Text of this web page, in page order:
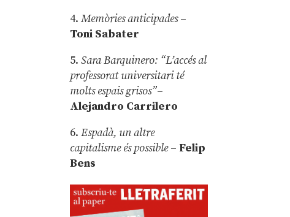
4.Memòries anticipades–
Toni Sabater
5.Sara Barquinero: “L’accés al
professorat universitari té
molts espais grisos”–
Alejandro Carrilero
6.Espadà, un altre
capitalisme és possible – Felip
Bens